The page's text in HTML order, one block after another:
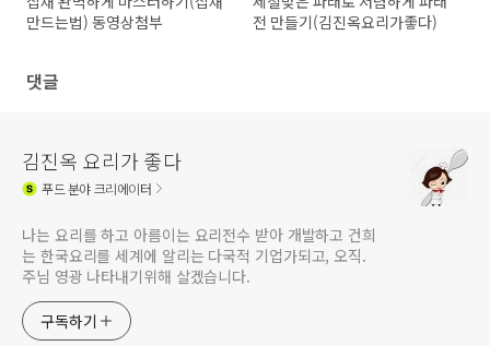
만드는법) 동영상첨부
전 만들기(김진옥요리가좋다)
댓글
김진옥 요리가 좋다
푸드분야 크리에이터
나는 요리를 하고 아름이는 요리전수 받아 개발하고 건희
는 한국요리를 세계에 알리는 다국적 기업가되고, 오직.
주님 영광 나타내기위해 살겠습니다.
구독하기